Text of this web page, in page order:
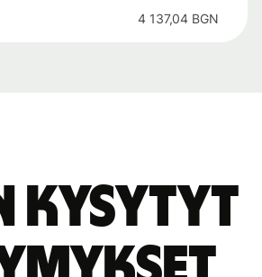
4 137,04 BGN
kysytyt